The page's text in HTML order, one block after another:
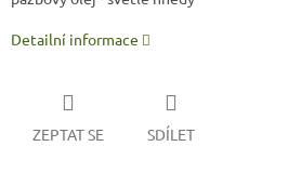
Detailní informace
ZEPTAT SE SDÍLET